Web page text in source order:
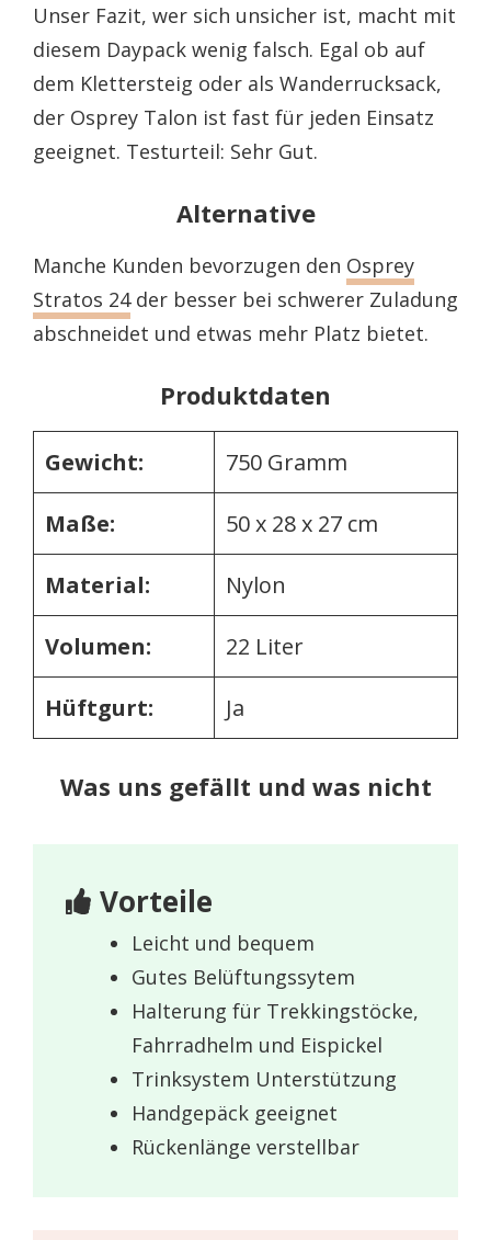
Unser Fazit, wer sich unsicher ist, macht mit
diesem Daypack wenig falsch. Egal ob auf
dem Klettersteig oder als Wanderrucksack,
der Osprey Talon ist fast für jeden Einsatz
geeignet. Testurteil: Sehr Gut.
Alternative
Manche Kunden bevorzugen den Osprey
Stratos 24der besser bei schwerer Zuladung
abschneidet und etwas mehr Platz bietet.
Produktdaten
Gewicht: 750 Gramm
Maße: 50 x 28 x 27 cm
Material: Nylon
Volumen: 22 Liter
Hüftgurt: Ja
Was uns gefällt und was nicht
Vorteile
Leicht und bequem
Gutes Belüftungssytem
Halterung für Trekkingstöcke,
Fahrradhelm und Eispickel
Trinksystem Unterstützung
Handgepäck geeignet
Rückenlänge verstellbar